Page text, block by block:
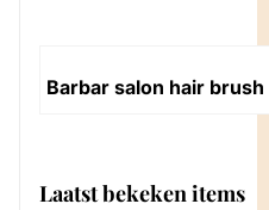
Barbar salon hair
Laatst bekeken items